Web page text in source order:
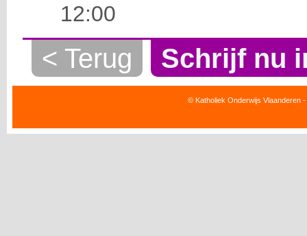
12:00
< Terug Schrijf nu
© Katholiek Onderwijs Vlaanderen